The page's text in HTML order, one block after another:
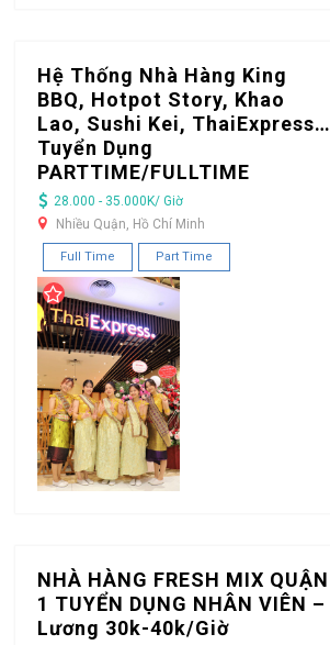
Hệ Thống Nhà Hàng King
BBQ, Hotpot Story, Khao
Lao, Sushi Kei, ThaiExpress…
Tuyển Dụng
PARTTIME/FULLTIME
28.000 - 35.000K/ Giờ
Nhiều Quận, Hồ Chí Minh
Full Time Part Time
NHÀ HÀNG FRESH MIX QUẬN
1 TUYỂN DỤNG NHÂN VIÊN –
Lương 30k-40k/Giờ